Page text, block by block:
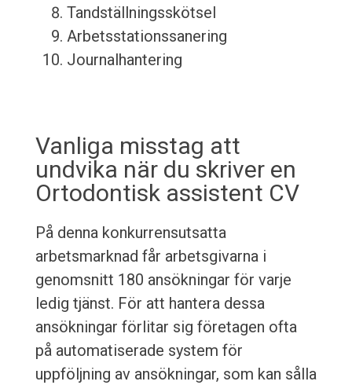
Tandställningsskötsel
Arbetsstationssanering
Journalhantering
Vanliga misstag att
undvika när du skriver en
Ortodontisk assistent CV
På denna konkurrensutsatta
arbetsmarknad får arbetsgivarna i
genomsnitt 180 ansökningar för varje
ledig tjänst. För att hantera dessa
ansökningar förlitar sig företagen ofta
på automatiserade system för
uppföljning av ansökningar, som kan sålla